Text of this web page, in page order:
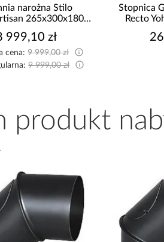
narożna Stilo
265x300x180
999,10 zł
cena:9 999,00 zł
9 999,00 zł
Stopnica
Recto
produkt